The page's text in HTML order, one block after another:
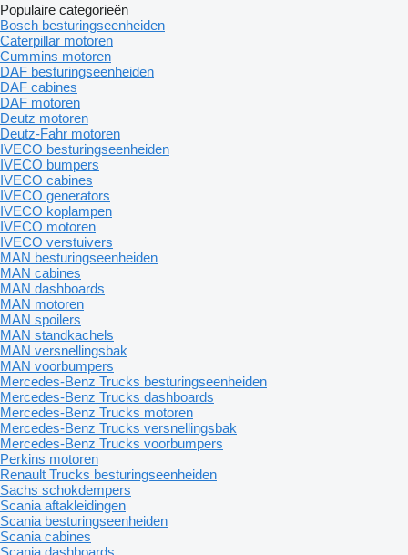
Populaire categorieën
Bosch besturingseenheiden
Caterpillar motoren
Cummins motoren
DAF besturingseenheiden
DAF cabines
DAF motoren
Deutz motoren
Deutz-Fahr motoren
IVECO besturingseenheiden
IVECO bumpers
IVECO cabines
IVECO generators
IVECO koplampen
IVECO motoren
IVECO verstuivers
MAN besturingseenheiden
MAN cabines
MAN dashboards
MAN motoren
MAN spoilers
MAN standkachels
MAN versnellingsbak
MAN voorbumpers
Mercedes-Benz Trucks besturingseenheiden
Mercedes-Benz Trucks dashboards
Mercedes-Benz Trucks motoren
Mercedes-Benz Trucks versnellingsbak
Mercedes-Benz Trucks voorbumpers
Perkins motoren
Renault Trucks besturingseenheiden
Sachs schokdempers
Scania aftakleidingen
Scania besturingseenheiden
Scania cabines
Scania dashboards